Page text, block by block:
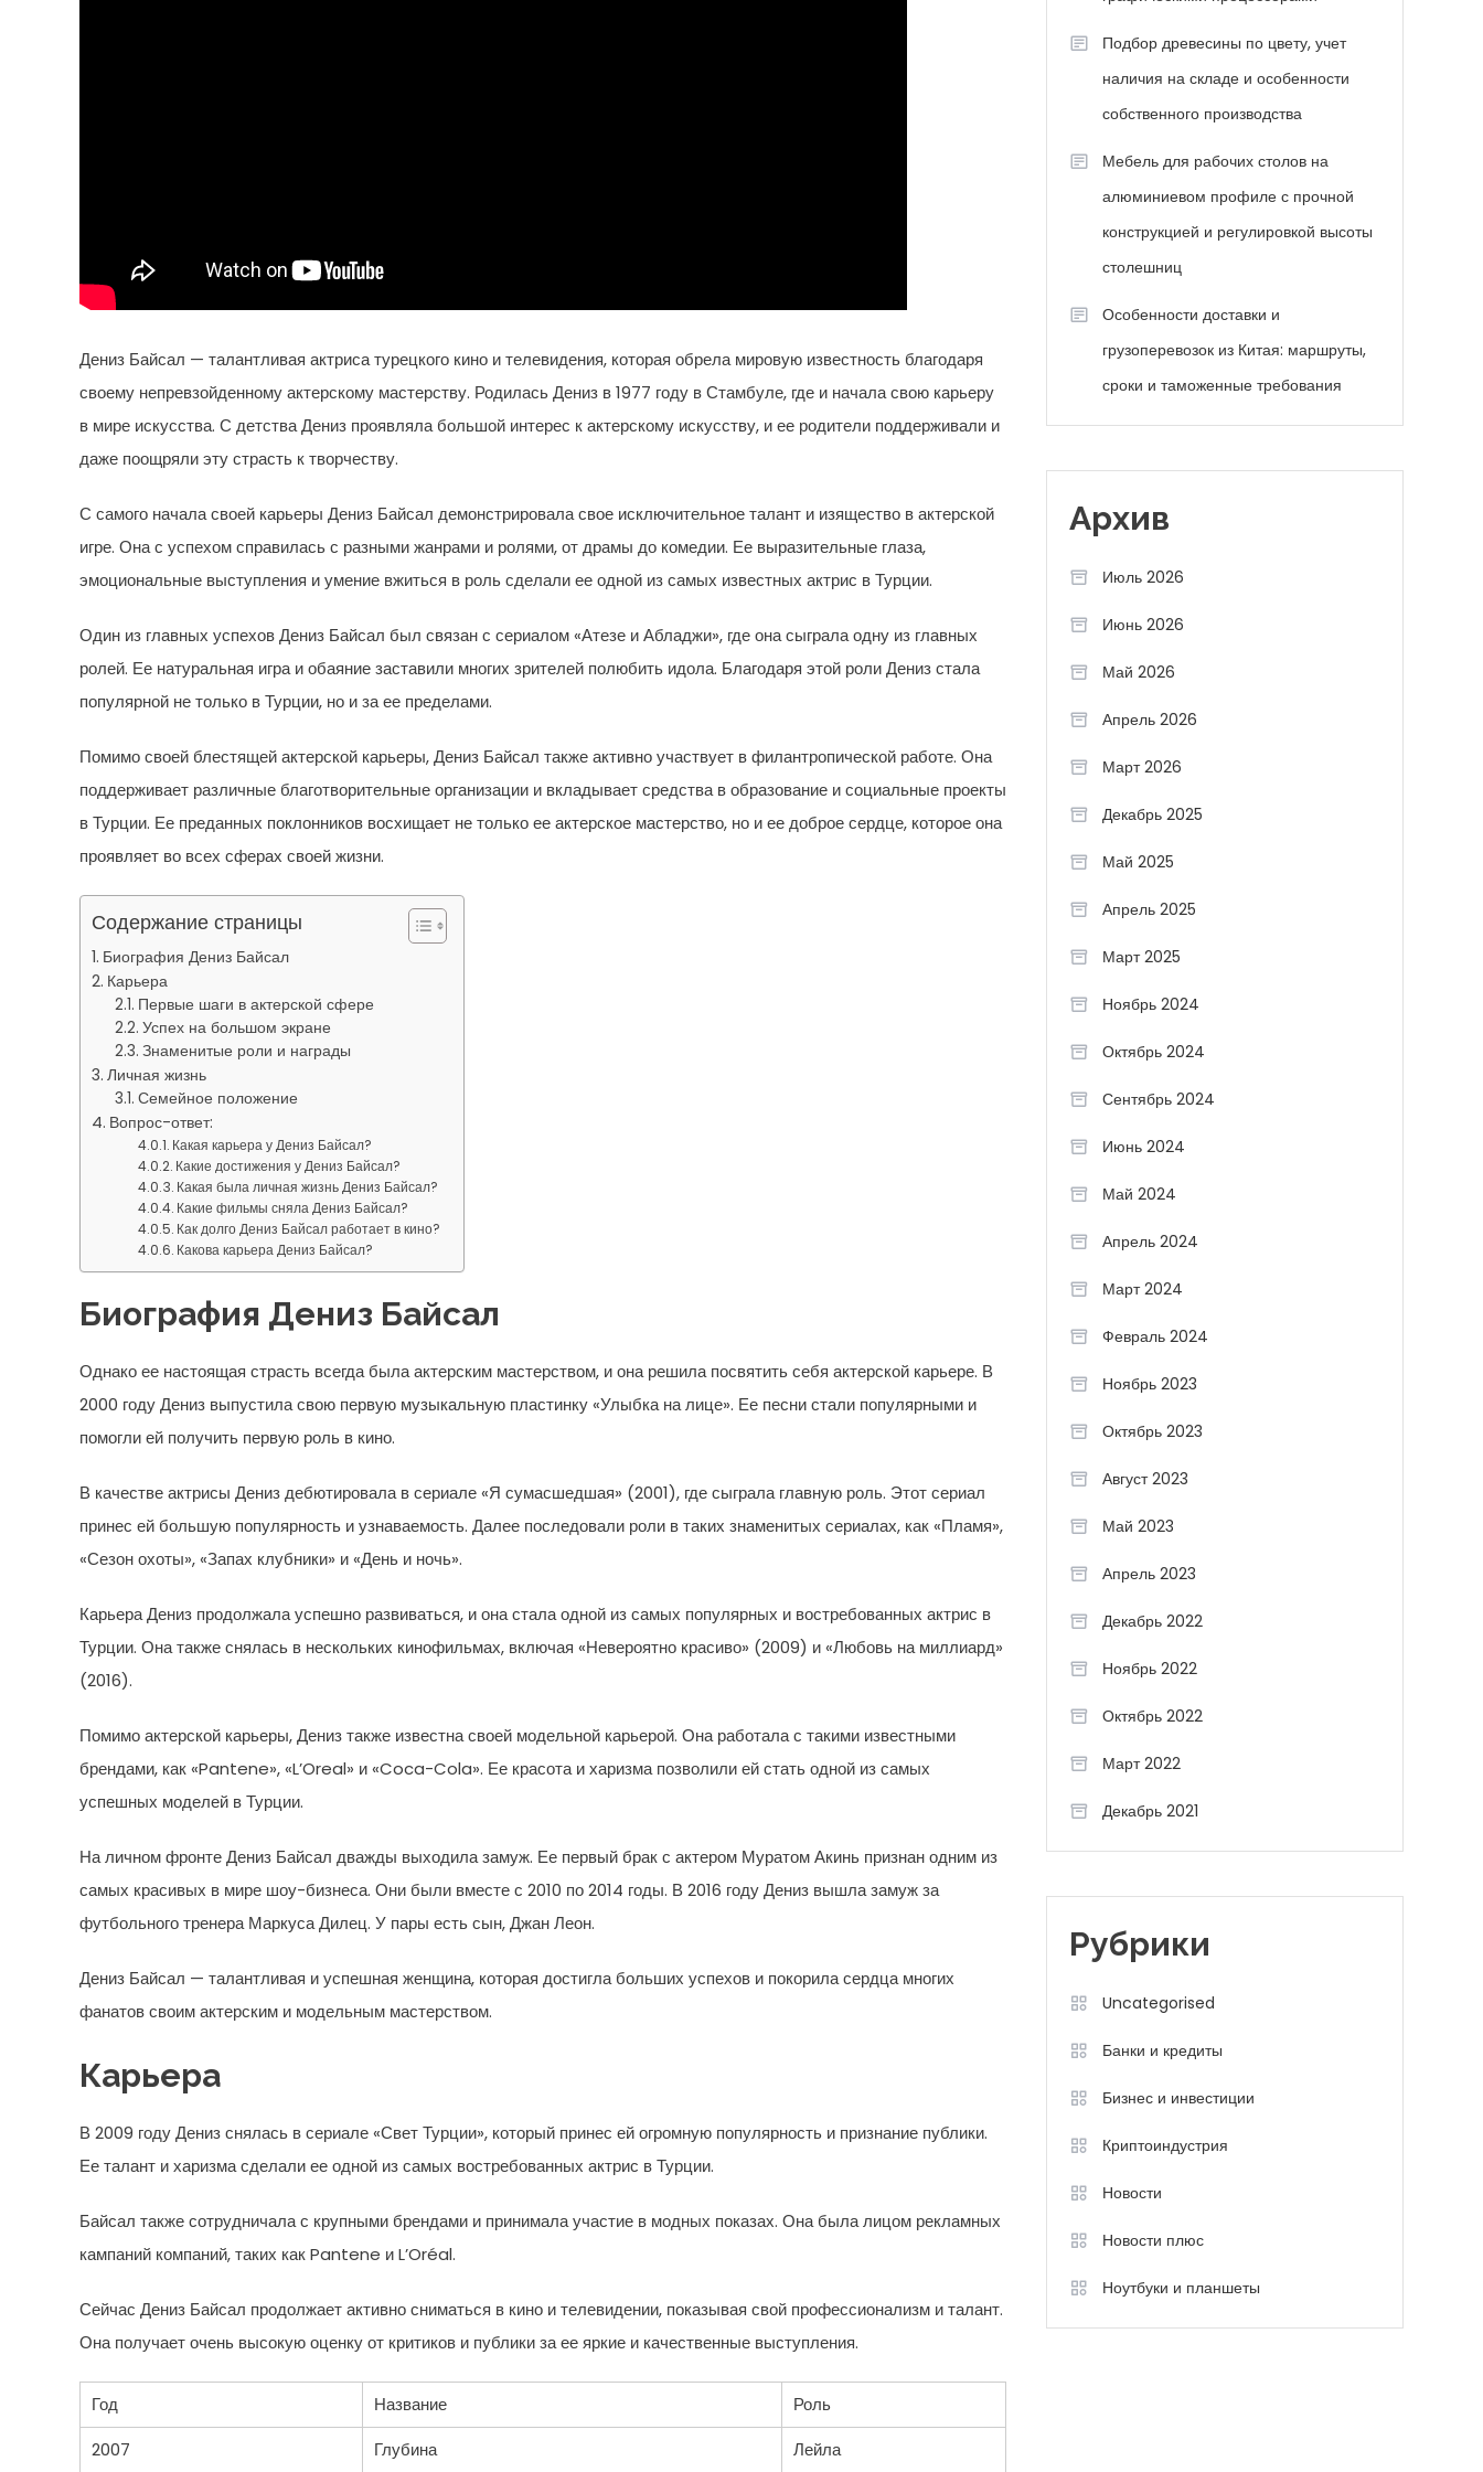
Дениз Байсал — талантливая актриса турецкого кино и телевидения, которая обрела мировую известность благодаря
своему непревзойденному актерскому мастерству. Родилась Дениз в 1977 году в Стамбуле, где и начала свою карьеру
в мире искусства. С детства Дениз проявляла большой интерес к актерскому искусству, и ее родители поддерживали и
даже поощряли эту страсть к творчеству.
С самого начала своей карьеры Дениз Байсал демонстрировала свое исключительное талант и изящество в актерской
игре. Она с успехом справилась с разными жанрами и ролями, от драмы до комедии. Ее выразительные глаза,
эмоциональные выступления и умение вжиться в роль сделали ее одной из самых известных актрис в Турции.
Один из главных успехов Дениз Байсал был связан с сериалом «Атезе и Абладжи», где она сыграла одну из главных
ролей. Ее натуральная игра и обаяние заставили многих зрителей полюбить идола. Благодаря этой роли Дениз стала
популярной не только в Турции, но и за ее пределами.
Помимо своей блестящей актерской карьеры, Дениз Байсал также активно участвует в филантропической работе. Она
поддерживает различные благотворительные организации и вкладывает средства в образование и социальные проекты
в Турции. Ее преданных поклонников восхищает не только ее актерское мастерство, но и ее доброе сердце, которое она
проявляет во всех сферах своей жизни.
Содержание страницы
Биография Дениз Байсал
Карьера
Первые шаги в актерской сфере
Успех на большом экране
Знаменитые роли и награды
Личная жизнь
Семейное положение
Вопрос-ответ:
Какая карьера у Дениз Байсал?
Какие достижения у Дениз Байсал?
Какая была личная жизнь Дениз Байсал?
Какие фильмы сняла Дениз Байсал?
Как долго Дениз Байсал работает в кино?
Какова карьера Дениз Байсал?
Биография Дениз Байсал
Однако ее настоящая страсть всегда была актерским мастерством, и она решила посвятить себя актерской карьере. В
2000 году Дениз выпустила свою первую музыкальную пластинку «Улыбка на лице». Ее песни стали популярными и
помогли ей получить первую роль в кино.
В качестве актрисы Дениз дебютировала в сериале «Я сумасшедшая» (2001), где сыграла главную роль. Этот сериал
принес ей большую популярность и узнаваемость. Далее последовали роли в таких знаменитых сериалах, как «Пламя»,
«Сезон охоты», «Запах клубники» и «День и ночь».
Карьера Дениз продолжала успешно развиваться, и она стала одной из самых популярных и востребованных актрис в
Турции. Она также снялась в нескольких кинофильмах, включая «Невероятно красиво» (2009) и «Любовь на миллиард»
(2016).
Помимо актерской карьеры, Дениз также известна своей модельной карьерой. Она работала с такими известными
брендами, как «Pantene», «L’Oreal» и «Coca-Cola». Ее красота и харизма позволили ей стать одной из самых
успешных моделей в Турции.
На личном фронте Дениз Байсал дважды выходила замуж. Ее первый брак с актером Муратом Акинь признан одним из
самых красивых в мире шоу-бизнеса. Они были вместе с 2010 по 2014 годы. В 2016 году Дениз вышла замуж за
футбольного тренера Маркуса Дилец. У пары есть сын, Джан Леон.
Дениз Байсал — талантливая и успешная женщина, которая достигла больших успехов и покорила сердца многих
фанатов своим актерским и модельным мастерством.
Карьера
В 2009 году Дениз снялась в сериале «Свет Турции», который принес ей огромную популярность и признание публики.
Ее талант и харизма сделали ее одной из самых востребованных актрис в Турции.
Байсал также сотрудничала с крупными брендами и принимала участие в модных показах. Она была лицом рекламных
кампаний компаний, таких как Pantene и L’Oréal.
Сейчас Дениз Байсал продолжает активно сниматься в кино и телевидении, показывая свой профессионализм и талант.
Она получает очень высокую оценку от критиков и публики за ее яркие и качественные выступления.
Год Название
Роль
2007
Глубина Лейла
Подбор древесины по цвету, учет
наличия на складе и особенности
собственного производства
Мебель для рабочих столов на
алюминиевом профиле с прочной
конструкцией и регулировкой высоты
столешниц
Особенности доставки и
грузоперевозок из Китая: маршруты,
сроки и таможенные требования
Архив
Июль 2026
Июнь 2026
Май 2026
Апрель 2026
Март 2026
Декабрь 2025
Май 2025
Апрель 2025
Март 2025
Ноябрь 2024
Октябрь 2024
Сентябрь 2024
Июнь 2024
Май 2024
Апрель 2024
Март 2024
Февраль 2024
Ноябрь 2023
Октябрь 2023
Август 2023
Май 2023
Апрель 2023
Декабрь 2022
Ноябрь 2022
Октябрь 2022
Март 2022
Декабрь 2021
Рубрики
Uncategorised
Банки и кредиты
Бизнес и инвестиции
Криптоиндустрия
Новости
Новости плюс
Ноутбуки и планшеты